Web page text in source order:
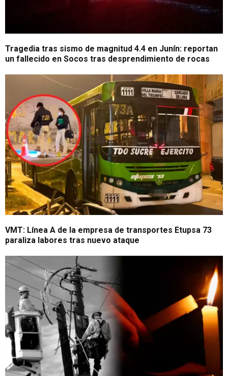
Tragedia tras sismo de magnitud 4.4 en Junín: reportan
un fallecido en Socos tras desprendimiento de rocas
VMT: Línea A de la empresa de transportes Etupsa 73
paraliza labores tras nuevo ataque